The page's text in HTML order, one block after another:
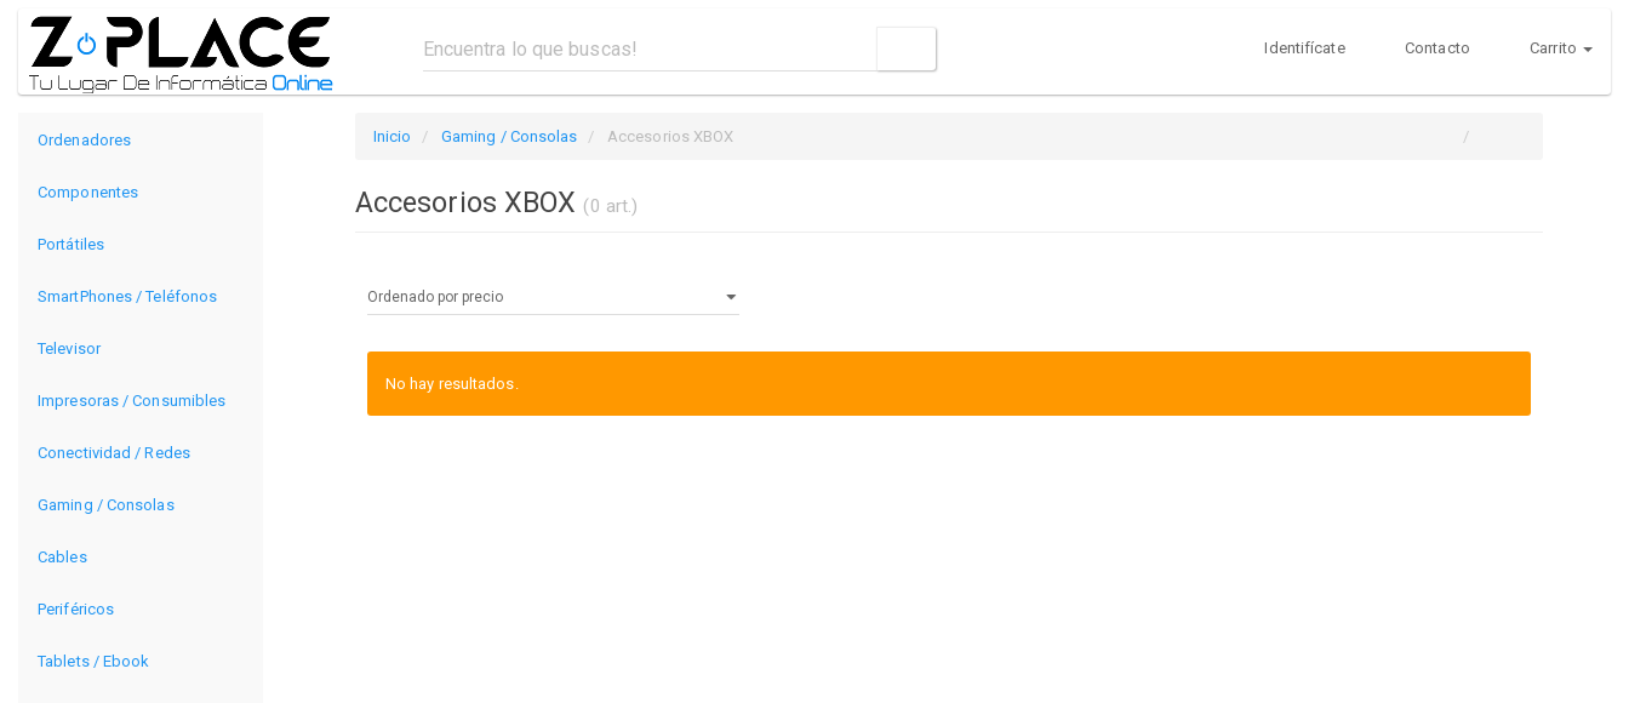
Identifícate Contacto Carrito
Ordenadores
Componentes
Portátiles
SmartPhones / Teléfonos
Televisor
Impresoras / Consumibles
Conectividad / Redes
Gaming / Consolas
Cables
Periféricos
Tablets / Ebook
Inicio Gaming / Consolas Accesorios XBOX
Accesorios XBOX (0 art.)
No hay resultados.